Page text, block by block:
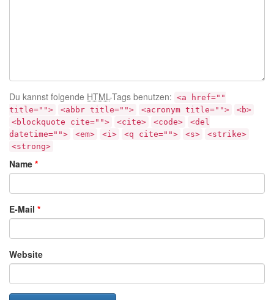
Du kannst folgende HTML-Tags benutzen: <a href=""
title="">
<abbr title=""> <acronym title="">
<b>
<blockquote cite="">
<cite> <code>
<del
datetime="">
<em> <i> <q cite=""> <s>
<strike>
<strong>
Name *
E-Mail *
Website